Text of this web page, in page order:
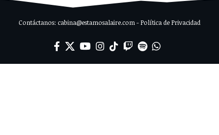
Contáctanos: cabina@estamosalaire.com - Política de Privacidad